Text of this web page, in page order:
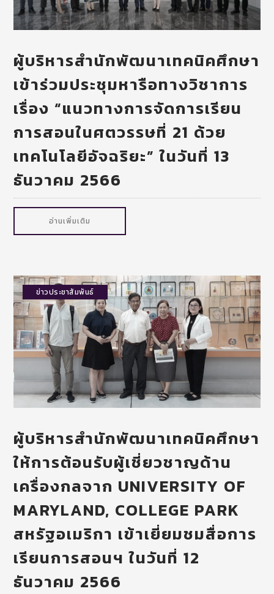
ผู้บริหารสำนักพัฒนาเทคนิคศึกษา
เข้าร่วมประชุมหารือทางวิชาการ
เรื่อง “แนวทางการจัดการเรียน
การสอนในศตวรรษที่ 21 ด้วย
เทคโนโลยีอัจฉริยะ” ในวันที่ 13
ธันวาคม 2566
อ่านเพิ่มเติม
ข่าวประชาสัมพันธ์
ผู้บริหารสำนักพัฒนาเทคนิคศึกษา
ให้การต้อนรับผู้เชี่ยวชาญด้าน
เครื่องกลจาก UNIVERSITY OF
MARYLAND, COLLEGE PARK
สหรัฐอเมริกา เข้าเยี่ยมชมสื่อการ
เรียนการสอนฯ ในวันที่ 12
ธันวาคม 2566